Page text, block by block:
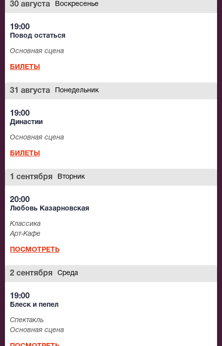
30 августа Воскресенье
19:00
Повод остаться
Основная сцена
БИЛЕТЫ
31 августа Понедельник
19:00
Династии
Основная сцена
БИЛЕТЫ
1 сентября Вторник
20:00
Любовь Казарновская
Классика
Арт-Кафе
ПОСМОТРЕТЬ
2 сентября Среда
19:00
Блеск и пепел
Спектакль
Основная сцена